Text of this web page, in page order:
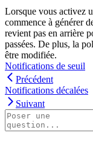
Lorsque vous activez
commence à générer
revient pas en arrière
passées. De plus, la
être modifiée.
Notifications de seuil
Précédent
Notifications décalées
Suivant